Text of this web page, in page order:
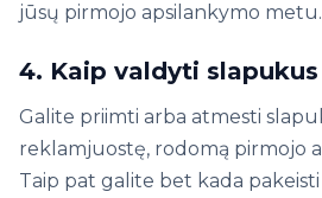
jūsų pirmojo apsilankymo metu.
4. Kaip valdyti slapukus
Galite priimti arba atmesti
reklamjuostę, rodomą pirmojo
Taip pat galite bet kada